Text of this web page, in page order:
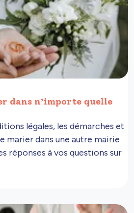
dans n’importe quelle
légales, les démarches et
marier dans une autre mairie
réponses à vos questions sur